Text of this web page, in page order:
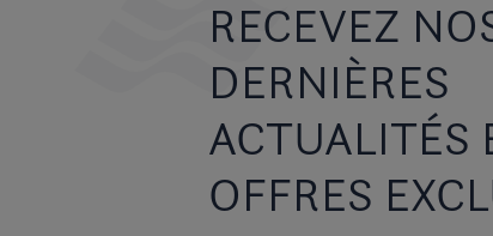
RECEVEZ
DERNIÈRES
ACTUALITÉS
OFFRES